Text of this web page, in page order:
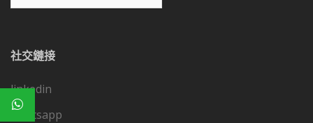
社交鏈接
linkedin
whatsapp